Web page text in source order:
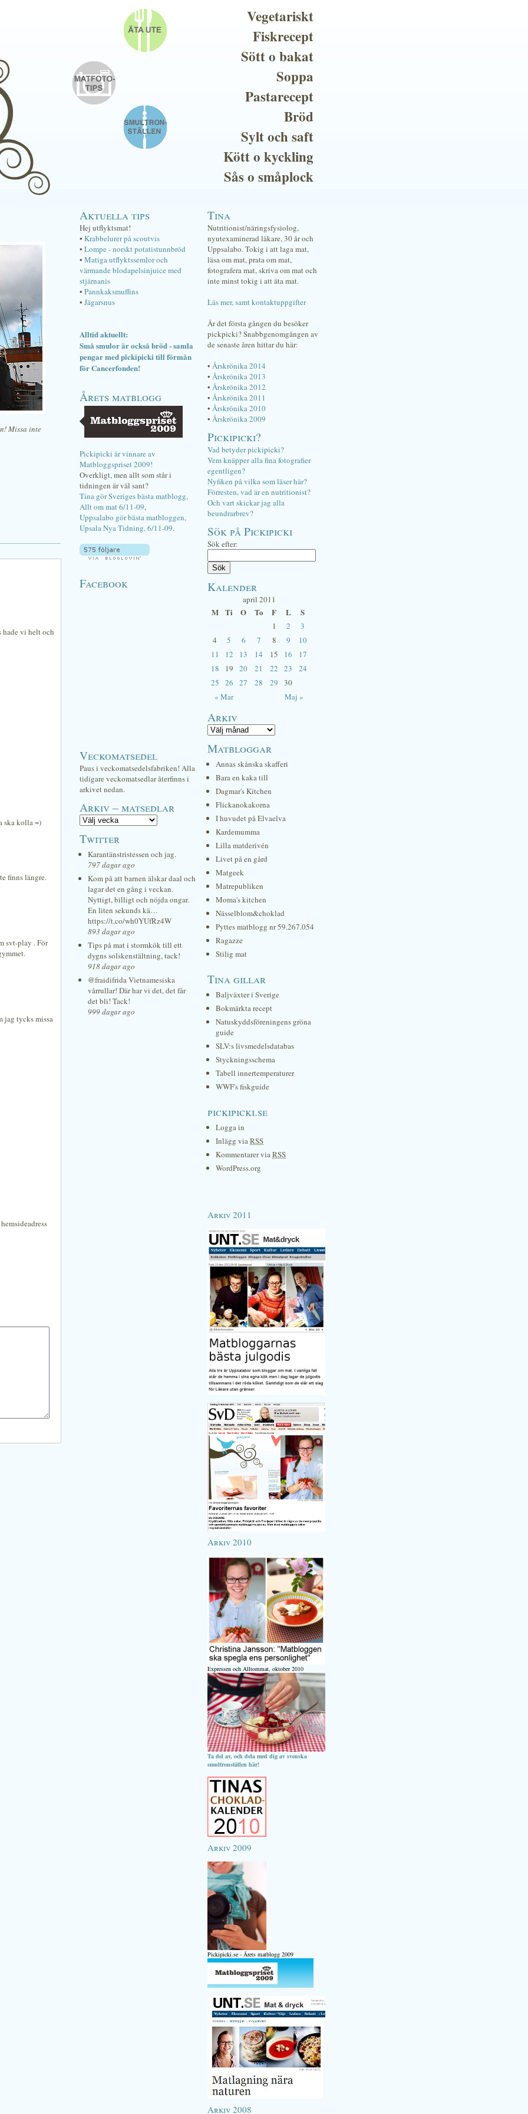
Vegetariskt
Fiskrecept
Sött o bakat
Soppa
Pastarecept
Bröd
Sylt och saft
Kött o kyckling
Sås o småplock
Missa inte
vi helt och
ska kolla =)
finns längre.
svt-play . För
jag tycks missa
Aktuella tips
Hej utflyktsmat!
• Krabbelurer på scoutvis
• Lompe - norskt potatistunnbröd
• Matiga utflyktssemlor och
värmande blodapelsinjuice med
stjärnanis
• Pannkaksmuffins
• Jägarsnus
Alltid aktuellt:
Små smulor är också bröd - samla
pengar med pickipicki till förmån
för Cancerfonden!
Årets matblogg
Pickipicki är vinnare av
Matbloggspriset 2009!
Overkligt, men allt som står i
tidningen är väl sant?
Tina gör Sveriges bästa matblogg,
Allt om mat 6/11-09,
Uppsalabo gör bästa matbloggen,
Upsala Nya Tidning, 6/11-09.
Facebook
Veckomatsedel
Paus i veckomatsedelsfabriken! Alla
tidigare veckomatsedlar återfinns i
arkivet nedan.
Arkiv – matsedlar
Twitter
Karantänstristessen och jag.
797 dagar ago
Kom på att barnen älskar daal och
lagar det en gång i veckan.
Nyttigt, billigt och nöjda ongar.
En liten sekunds kä…
https://t.co/wh0YUfRz4W
893 dagar ago
Tips på mat i stormkök till ett
dygns solskenstältning, tack!
918 dagar ago
@fraidifrida Vietnamesiska
vårrullar! Där har vi det, det får
det bli! Tack!
999 dagar ago
Tina
Nutritionist/näringsfysiolog,
nyutexaminerad läkare, 30 år och
Uppsalabo. Tokig i att laga mat,
läsa om mat, prata om mat,
fotografera mat, skriva om mat och
inte minst tokig i att äta mat.
Läs mer, samt kontaktuppgifter
Är det första gången du besöker
pickpicki? Snabbgenomgången av
de senaste åren hittar du här:
• Årskrönika 2014
• Årskrönika 2013
• Årskrönika 2012
• Årskrönika 2011
• Årskrönika 2010
• Årskrönika 2009
Pickipicki?
Vad betyder pickipicki?
Vem knäpper alla fina fotografier
egentligen?
Nyfiken på vilka som läser här?
Förresten, vad är en nutritionist?
Och vart skickar jag alla
beundrarbrev?
Sök på Pickipicki
Sök efter:
Kalender
april 2011
M Ti O To F L S
« Mar Maj »
1 2
3
4
5 6 7 8 9
10
11
12 13 14 15 16
17
18
19 20 21 22 23
24
25
26 27 28 29 30
Arkiv
Matbloggar
Annas skånska skafferi
Bara en kaka till
Dagmar's Kitchen
Flickanokakorna
I huvudet på Elvaelva
Kardemumma
Lilla matderivén
Livet på en gård
Matgeek
Matrepubliken
Moma's kitchen
Nässelblom&choklad
Pyttes matblogg nr 59.267.054
Ragazze
Stilig mat
Tina gillar
Baljväxter i Sverige
Bokmärkta recept
Natuskyddsföreningens gröna
guide
SLV:s livsmedelsdatabas
Styckningsschema
Tabell innertemperaturer
WWF's fiskguide
pickipicki.se
Logga in
Inlägg viaRSS
Kommentarer viaRSS
WordPress.org
Arkiv 2011
Arkiv 2010
Expressen och Alltommat, oktober 2010
Ta del av, och dela med dig av svenska
smultronställen här!
Arkiv 2009
Pickipicki.se - Årets matblogg 2009
Arkiv 2008